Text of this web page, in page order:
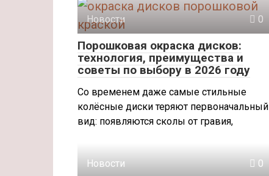
Новости 0
Порошковая окраска дисков:
технология, преимущества и
советы по выбору в 2026 году
Со временем даже самые стильные
колёсные диски теряют первоначальный
вид: появляются сколы от гравия,
Новости 0